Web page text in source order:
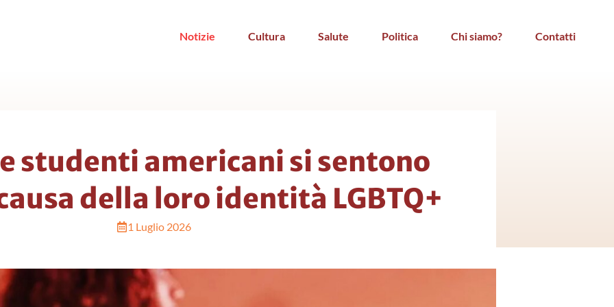
Notizie Cultura Salute Politica Chi siamo? Contatti
studenti americani si sentono
della loro identità LGBTQ+
1 Luglio 2026